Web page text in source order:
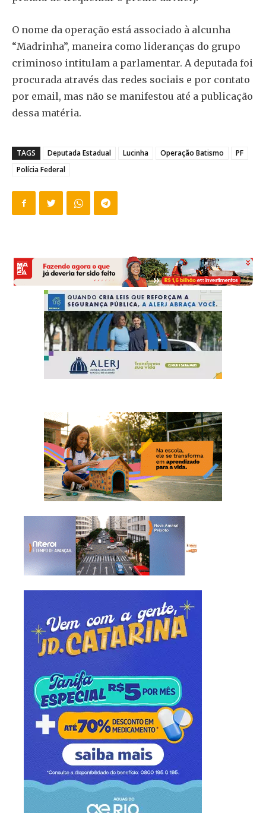
O nome da operação está associado à alcunha
“Madrinha”, maneira como lideranças do grupo
criminoso intitulam a parlamentar. A deputada foi
procurada através das redes sociais e por contato
por email, mas não se manifestou até a publicação
dessa matéria.
TAGS Deputada Estadual Lucinha Operação Batismo
PF
Polícia Federal